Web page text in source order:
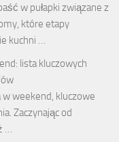
w pułapki związane z
które etapy
kuchni …
lista kluczowych
weekend, kluczowe
Zaczynając od
…